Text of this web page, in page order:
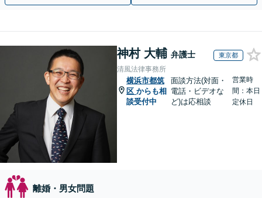
神村 大輔 弁護士 東京都
清風法律事務所
横浜市都筑
区 からも相
談受付中
面談方法(対面・
電話・ビデオな
ど)は応相談
営業時
間：本日
定休日
離婚・男女問題